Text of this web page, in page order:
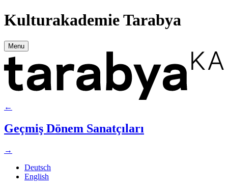
Kulturakademie Tarabya
Menu
←
Geçmiş Dönem Sanatçıları
→
Deutsch
English